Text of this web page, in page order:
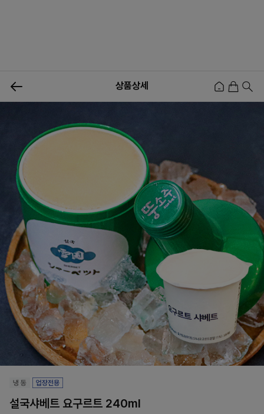
상품상세
설국샤베트 요구르트 240ml